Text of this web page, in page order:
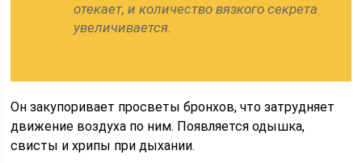
отекает, и количество вязкого секрета
увеличивается.
Он закупоривает просветы бронхов, что затрудняет
движение воздуха по ним. Появляется одышка,
свисты и хрипы при дыхании.